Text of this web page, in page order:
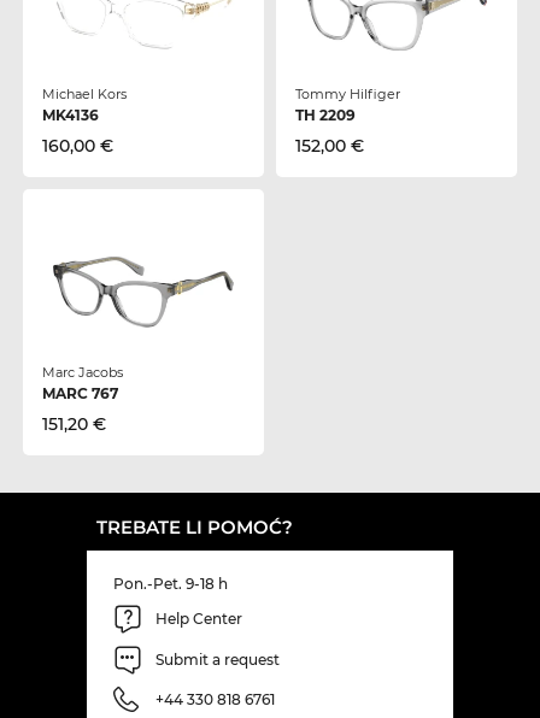
Michael Kors
MK4136
160,00 €
Tommy Hilfiger
TH 2209
152,00 €
Marc Jacobs
MARC 767
151,20 €
TREBATE LI POMOĆ?
Pon.-Pet. 9-18 h
Help Center
Submit a request
+44 330 818 6761